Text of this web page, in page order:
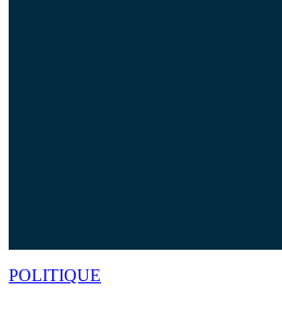
POLITIQUE